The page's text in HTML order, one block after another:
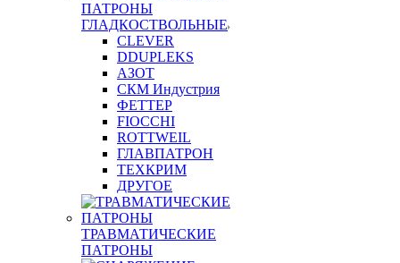
ПАТРОНЫ
ГЛАДКОСТВОЛЬНЫЕ
CLEVER
DDUPLEKS
АЗОТ
СКМ Индустрия
ФЕТТЕР
FIOCCHI
ROTTWEIL
ГЛАВПАТРОН
ТЕХКРИМ
ДРУГОЕ
ТРАВМАТИЧЕСКИЕ
ПАТРОНЫ